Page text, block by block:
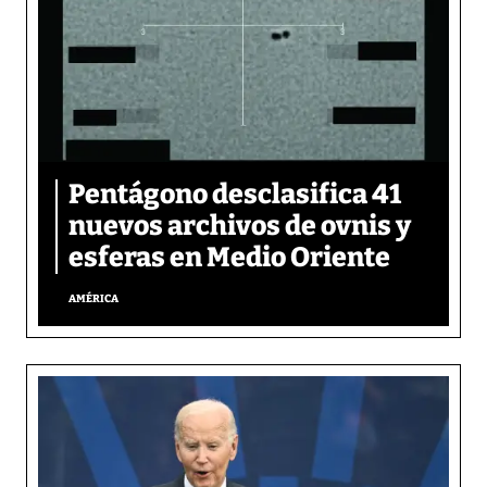
Pentágono desclasifica 41
nuevos archivos de ovnis y
esferas en Medio Oriente
AMÉRICA